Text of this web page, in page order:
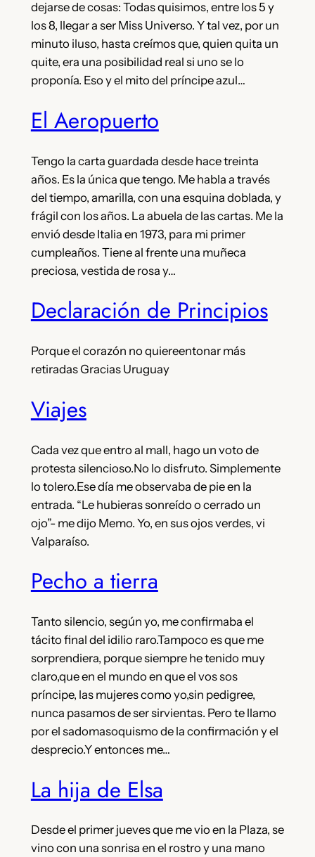
dejarse de cosas: Todas quisimos, entre los 5 y
los 8, llegar a ser Miss Universo. Y tal vez, por un
minuto iluso, hasta creímos que, quien quita un
quite, era una posibilidad real si uno se lo
proponía. Eso y el mito del príncipe azul…
El Aeropuerto
Tengo la carta guardada desde hace treinta
años. Es la única que tengo. Me habla a través
del tiempo, amarilla, con una esquina doblada, y
frágil con los años. La abuela de las cartas. Me la
envió desde Italia en 1973, para mi primer
cumpleaños. Tiene al frente una muñeca
preciosa, vestida de rosa y…
Declaración de Principios
Porque el corazón no quiereentonar más
retiradas Gracias Uruguay
Viajes
Cada vez que entro al mall, hago un voto de
protesta silencioso.No lo disfruto. Simplemente
lo tolero.Ese día me observaba de pie en la
entrada. “Le hubieras sonreído o cerrado un
ojo”- me dijo Memo. Yo, en sus ojos verdes, vi
Valparaíso.
Pecho a tierra
Tanto silencio, según yo, me confirmaba el
tácito final del idilio raro.Tampoco es que me
sorprendiera, porque siempre he tenido muy
claro,que en el mundo en que el vos sos
príncipe, las mujeres como yo,sin pedigree,
nunca pasamos de ser sirvientas. Pero te llamo
por el sadomasoquismo de la confirmación y el
desprecio.Y entonces me…
La hija de Elsa
Desde el primer jueves que me vio en la Plaza, se
vino con una sonrisa en el rostro y una mano